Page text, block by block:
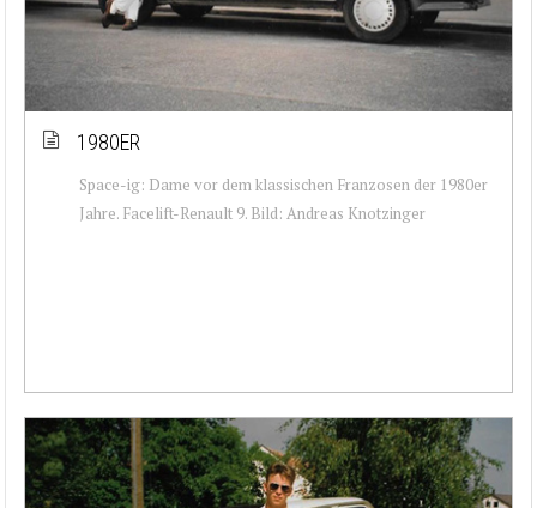
1980ER
Space-ig: Dame vor dem klassischen Franzosen der 1980er
Jahre. Facelift-Renault 9. Bild: Andreas Knotzinger